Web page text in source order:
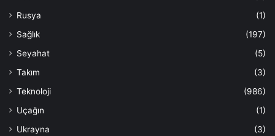
Rusya
(1)
Sağlık
(197)
Seyahat
(5)
Takım
(3)
Teknoloji
(986)
Uçağın
(1)
Ukrayna
(3)